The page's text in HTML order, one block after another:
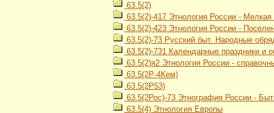
63.5(2)
63.5(2)-417 Этнология России -
63.5(2)-423 Этнология России -
63.5(2)-73 Русский быт. Народные
63.5(2)-731 Календарные праздники и
63.5(2)я2 Этнология России -
63.5(2Р-4Кем)
63.5(2Р53)
63.5(2Рос)-73 Этнография России -
63.5(4) Этнология Европы